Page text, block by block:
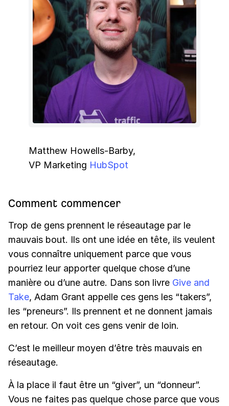
Matthew Howells-Barby,
VP Marketing HubSpot
Comment commencer
Trop de gens prennent le réseautage par le
mauvais bout. Ils ont une idée en tête, ils veulent
vous connaître uniquement parce que vous
pourriez leur apporter quelque chose d’une
manière ou d’une autre. Dans son livre Give and
Take, Adam Grant appelle ces gens les “takers”,
les “preneurs”. Ils prennent et ne donnent jamais
en retour. On voit ces gens venir de loin.
C’est le meilleur moyen d’être très mauvais en
réseautage.
À la place il faut être un “giver”, un “donneur”.
Vous ne faites pas quelque chose parce que vous